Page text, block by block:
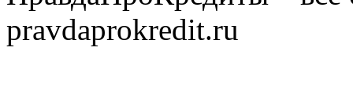
pravdaprokredit.ru